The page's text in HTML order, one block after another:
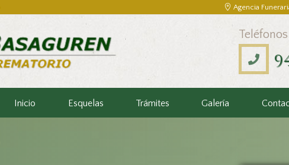
Agencia
Inicio Esquelas Trámites Galería